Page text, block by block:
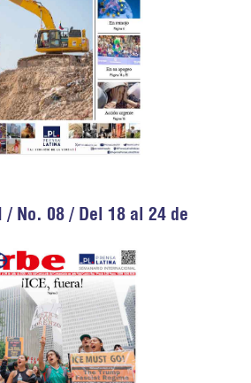
/ No. 08 / Del 18 al 24 de